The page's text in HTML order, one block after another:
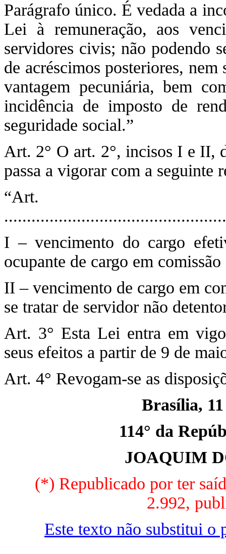
Parágrafo único. É vedada a
Lei à remuneração, aos
servidores civis; não podendo
de acréscimos posteriores,
vantagem pecuniária, bem
incidência de imposto de
seguridade social.”
Art. 2° O art. 2°, incisos I e II,
passa a vigorar com a seguinte
I – vencimento do cargo
ocupante de cargo em
II – vencimento de cargo em
se tratar de servidor não
Art. 3° Esta Lei entra em
seus efeitos a partir de 9 de
Art. 4° Revogam-se as
Brasília,
114° da
JOAQUIM
(*) Republicado por ter
2.992,
Este texto não substitui o